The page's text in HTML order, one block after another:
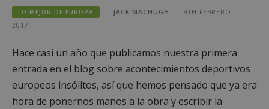
LO MEJOR DE EUROPA JACK MACHUGH
9TH FEBRERO
2017
Hace casi un año que publicamos nuestra primera
entrada en el blog sobre acontecimientos deportivos
europeos insólitos, así que hemos pensado que ya era
hora de ponernos manos a la obra y escribir la